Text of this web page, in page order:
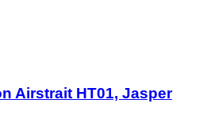
Airstrait HT01, Jasper